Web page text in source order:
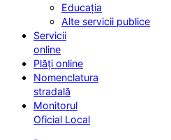
Educația
Alte servicii publice
Servicii
online
Plăți online
Nomenclatura
stradală
Monitorul
Oficial Local